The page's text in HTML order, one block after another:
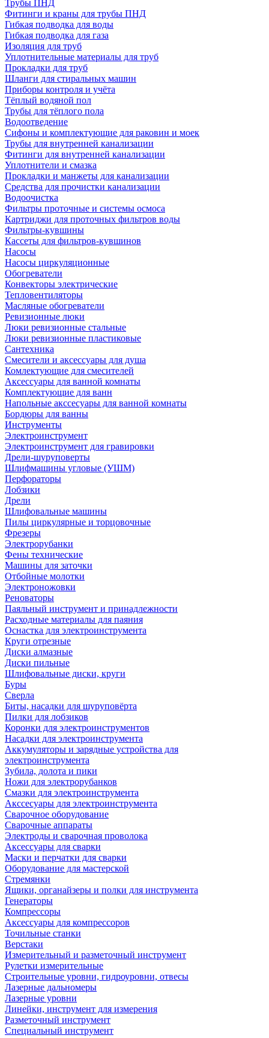
Трубы ПНД
Фитинги и краны для трубы ПНД
Гибкая подводка для воды
Гибкая подводка для газа
Изоляция для труб
Уплотнительные материалы для труб
Прокладки для труб
Шланги для стиральных машин
Приборы контроля и учёта
Тёплый водяной пол
Трубы для тёплого пола
Водоотведение
Сифоны и комплектующие для раковин и моек
Трубы для внутренней канализации
Фитинги для внутренней канализации
Уплотнители и смазка
Прокладки и манжеты для канализации
Средства для прочистки канализации
Водоочистка
Фильтры проточные и системы осмоса
Картриджи для проточных фильтров воды
Фильтры-кувшины
Кассеты для фильтров-кувшинов
Насосы
Насосы циркуляционные
Обогреватели
Конвекторы электрические
Тепловентиляторы
Масляные обогреватели
Ревизионные люки
Люки ревизионные стальные
Люки ревизионные пластиковые
Сантехника
Смесители и аксессуары для душа
Комлектующие для смесителей
Аксессуары для ванной комнаты
Комплектующие для ванн
Напольные акссесуары для ванной комнаты
Бордюры для ванны
Инструменты
Электроинструмент
Электроинструмент для гравировки
Дрели-шуруповерты
Шлифмашины угловые (УШМ)
Перфораторы
Лобзики
Дрели
Шлифовальные машины
Пилы циркулярные и торцовочные
Фрезеры
Электрорубанки
Фены технические
Машины для заточки
Отбойные молотки
Электроножовки
Реноваторы
Паяльный инструмент и принадлежности
Расходные материалы для паяния
Оснастка для электроинструмента
Круги отрезные
Диски алмазные
Диски пильные
Шлифовальные диски, круги
Буры
Сверла
Биты, насадки для шуруповёрта
Пилки для лобзиков
Коронки для электроинструментов
Насадки для электроинструмента
Аккумуляторы и зарядные устройства для
электроинструмента
Зубила, долота и пики
Ножи для электрорубанков
Смазки для электроинструмента
Акссесуары для электроинструмента
Сварочное оборудование
Сварочные аппараты
Электроды и сварочная проволока
Аксессуары для сварки
Маски и перчатки для сварки
Оборудование для мастерской
Стремянки
Ящики, органайзеры и полки для инструмента
Генераторы
Компрессоры
Аксессуары для компрессоров
Точильные станки
Верстаки
Измерительный и разметочный инструмент
Рулетки измерительные
Строительные уровни, гидроуровни, отвесы
Лазерные дальномеры
Лазерные уровни
Линейки, инструмент для измерения
Разметочный инструмент
Специальный инструмент